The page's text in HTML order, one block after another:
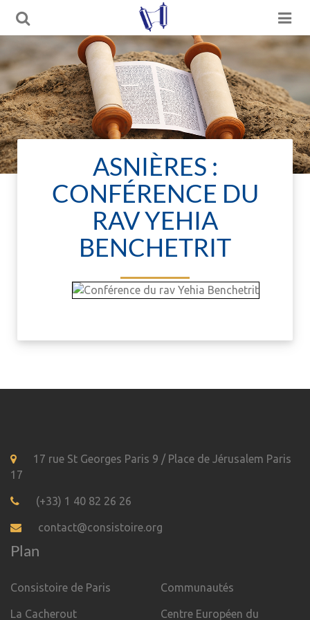
ASNIÈRES :
CONFÉRENCE DU
RAV YEHIA
BENCHETRIT
17 rue St Georges Paris 9 / Place de Jérusalem Paris
17
(+33) 1 40 82 26 26
contact@consistoire.org
Plan
Consistoire de Paris
La Cacherout
Communautés
Centre Européen du